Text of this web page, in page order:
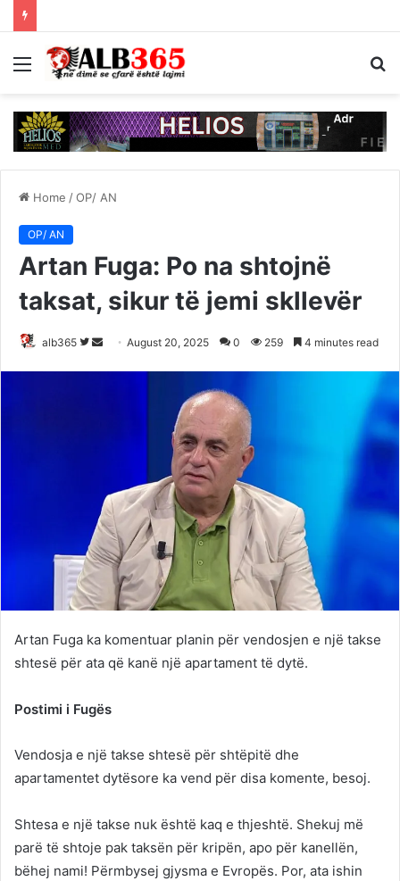
Menu
Home /OP/ AN
OP/ AN
Artan Fuga: Po na shtojnë
taksat, sikur të jemi skllevër
alb365
Follow
Send August 20, 2025 0 259 4 minutes read
Artan Fuga ka komentuar planin për vendosjen e një takse
shtesë për ata që kanë një apartament të dytë.
Postimi i Fugës
Vendosja e një takse shtesë për shtëpitë dhe
apartamentet dytësore ka vend për disa komente, besoj.
Shtesa e një takse nuk është kaq e thjeshtë. Shekuj më
parë të shtoje pak taksën për kripën, apo për kanellën,
bëhej nami! Përmbysej gjysma e Evropës. Por, ata ishin